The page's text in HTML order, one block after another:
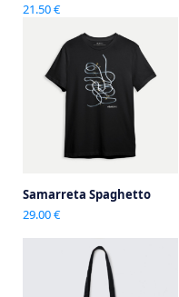
21.50 €
Samarreta Spaghetto
29.00 €